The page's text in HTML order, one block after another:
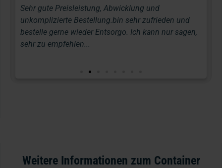
Sehr gute Preisleistung, Abwicklung und
unkomplizierte Bestellung.bin sehr zufrieden und
bestelle gerne wieder Entsorgo. Ich kann nur sagen,
sehr zu empfehlen...
Weitere Informationen zum Container